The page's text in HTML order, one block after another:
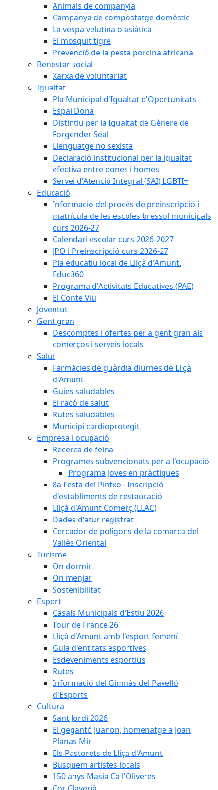
Animals de companyia
Campanya de compostatge domèstic
La vespa velutina o asiàtica
El mosquit tigre
Prevenció de la pesta porcina africana
Benestar social
Xarxa de voluntariat
Igualtat
Pla Municipal d'Igualtat d'Oportunitats
Espai Dona
Distintiu per la Igualtat de Gènere de
Forgender Seal
Llenguatge no sexista
Declaració institucional per la igualtat
efectiva entre dones i homes
Servei d'Atenció Integral (SAI) LGBTI+
Educació
Informació del procés de preinscripció i
matrícula de les escoles bressol municipals
curs 2026-27
Calendari escolar curs 2026-2027
JPO i Preinscripció curs 2026-27
Pla educatiu local de Lliçà d'Amunt.
Educ360
Programa d'Activitats Educatives (PAE)
El Conte Viu
Joventut
Gent gran
Descomptes i ofertes per a gent gran als
comerços i serveis locals
Salut
Farmàcies de guàrdia diürnes de Lliçà
d'Amunt
Guies saludables
El racó de salut
Rutes saludables
Municipi cardioprotegit
Empresa i ocupació
Recerca de feina
Programes subvencionats per a l'ocupació
Programa Joves en pràctiques
8a Festa del Pintxo - Inscripció
d'establiments de restauració
Lliçà d'Amunt Comerç (LLAC)
Dades d'atur registrat
Cercador de polígons de la comarca del
Vallès Oriental
Turisme
On dormir
On menjar
Sostenibilitat
Esport
Casals Municipals d'Estiu 2026
Tour de France 26
Lliçà d'Amunt amb l'esport femení
Guia d'entitats esportives
Esdeveniments esportius
Rutes
Informació del Gimnàs del Pavelló
d'Esports
Cultura
Sant Jordi 2026
El gegantó Juanon, homenatge a Joan
Planas Mir
Els Pastorets de Lliçà d'Amunt
Busquem artistes locals
150 anys Masia Ca l'Oliveres